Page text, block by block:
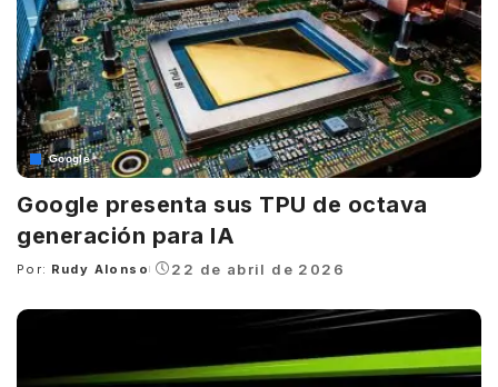
Google
Google presenta sus TPU de octava
generación para IA
Posted
Por: Rudy Alonso 22 de abril de 2026